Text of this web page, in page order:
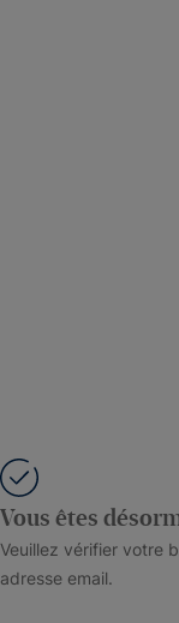
Vous êtes
Veuillez vérifier votre
adresse email.